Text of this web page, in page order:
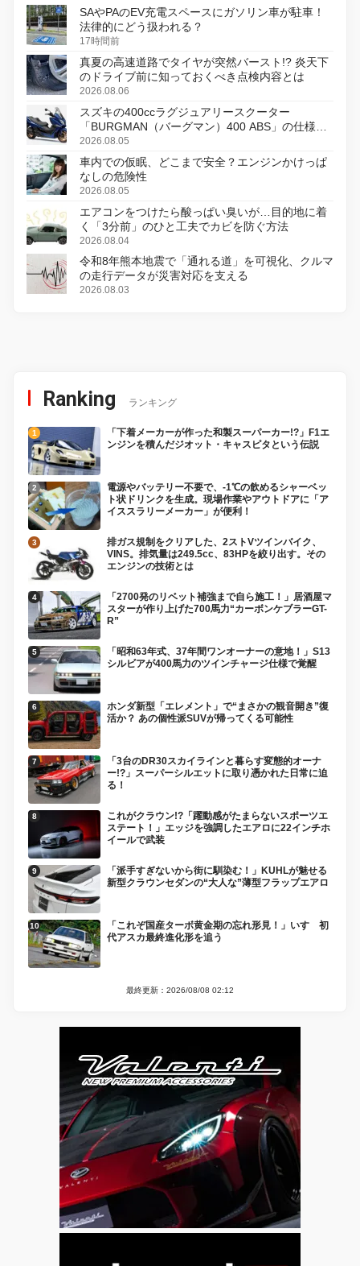
SAやPAのEV充電スペースにガソリン車が駐車！
法律的にどう扱われる？
17時間前
真夏の高速道路でタイヤが突然バースト!? 炎天下
のドライブ前に知っておくべき点検内容とは
2026.08.06
スズキの400ccラグジュアリースクーター
「BURGMAN（バーグマン）400 ABS」の仕様を
変更し、8月18日に発売
2026.08.05
車内での仮眠、どこまで安全？エンジンかけっぱ
なしの危険性
2026.08.05
エアコンをつけたら酸っぱい臭いが…目的地に着
く「3分前」のひと工夫でカビを防ぐ方法
2026.08.04
令和8年熊本地震で「通れる道」を可視化、クルマ
の走行データが災害対応を支える
2026.08.03
Ranking ランキング
「下着メーカーが作った和製スーパーカー!?」F1エ
ンジンを積んだジオット・キャスピタという伝説
電源やバッテリー不要で、-1℃の飲めるシャーベッ
ト状ドリンクを生成。現場作業やアウトドアに「ア
イススラリーメーカー」が便利！
排ガス規制をクリアした、2ストVツインバイク、
VINS。排気量は249.5cc、83HPを絞り出す。その
エンジンの技術とは
「2700発のリベット補強まで自ら施工！」居酒屋マ
スターが作り上げた700馬力“カーボンケブラーGT-
R”
「昭和63年式、37年間ワンオーナーの意地！」S13
シルビアが400馬力のツインチャージ仕様で覚醒
ホンダ新型「エレメント」で“まさかの観音開き”復
活か？ あの個性派SUVが帰ってくる可能性
「3台のDR30スカイラインと暮らす変態的オーナ
ー!?」スーパーシルエットに取り憑かれた日常に迫
る！
これがクラウン!?「躍動感がたまらないスポーツエ
ステート！」エッジを強調したエアロに22インチホ
イールで武装
「派手すぎないから街に馴染む！」KUHLが魅せる
新型クラウンセダンの“大人な”薄型フラップエアロ
「これぞ国産ターボ黄金期の忘れ形見！」いすゞ初
代アスカ最終進化形を追う
最終更新：2026/08/08 02:12